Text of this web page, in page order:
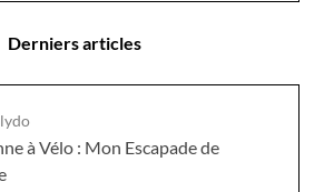
Derniers articles
à Vélo : Mon Escapade de